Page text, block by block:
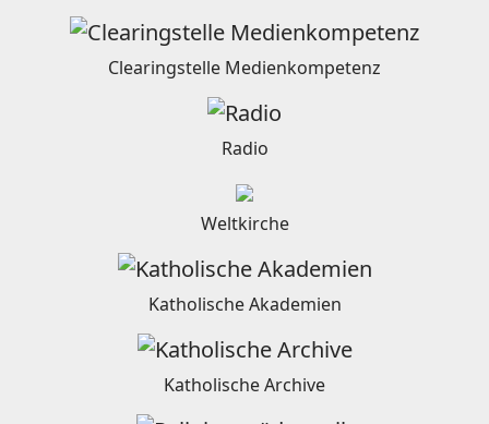
Clearingstelle Medienkompetenz
Radio
Weltkirche
Katholische Akademien
Katholische Archive